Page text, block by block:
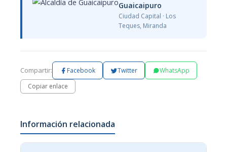
Guaicaipuro
Ciudad Capital · Los
Teques, Miranda
Compartir: Facebook Twitter
WhatsApp
Copiar enlace
Información relacionada